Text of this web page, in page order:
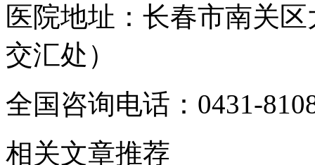
医院地址：长春市南关
交汇处）
全国咨询电话： 0431-
相关文章推荐